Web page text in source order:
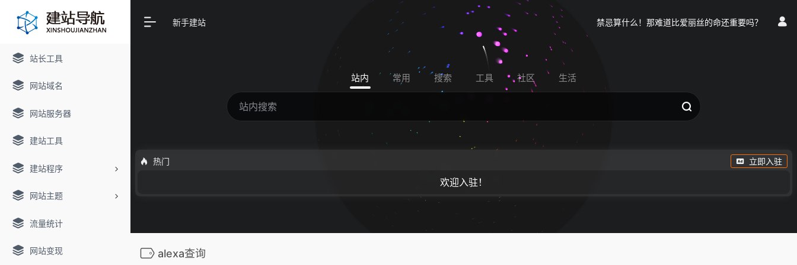
站长工具
网站域名
网站服务器
建站工具
建站程序
网站主题
流量统计
网站变现
新手建站 禁忌算什么！那难道比爱丽丝的命还重要吗？
站内 常用 搜索 工具 社区 生活
热门 立即入驻
欢迎入驻！
alexa查询